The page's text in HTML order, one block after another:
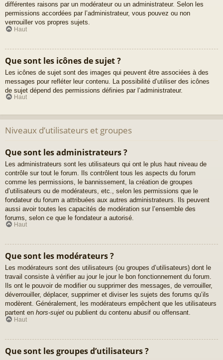
différentes raisons par un modérateur ou un administrateur. Selon les
permissions accordées par l’administrateur, vous pouvez ou non
verrouiller vos propres sujets.
Haut
Que sont les icônes de sujet ?
Les icônes de sujet sont des images qui peuvent être associées à des
messages pour refléter leur contenu. La possibilité d’utiliser des icônes
de sujet dépend des permissions définies par l’administrateur.
Haut
Niveaux d’utilisateurs et groupes
Que sont les administrateurs ?
Les administrateurs sont les utilisateurs qui ont le plus haut niveau de
contrôle sur tout le forum. Ils contrôlent tous les aspects du forum
comme les permissions, le bannissement, la création de groupes
d’utilisateurs ou de modérateurs, etc., selon les permissions que le
fondateur du forum a attribuées aux autres administrateurs. Ils peuvent
aussi avoir toutes les capacités de modération sur l’ensemble des
forums, selon ce que le fondateur a autorisé.
Haut
Que sont les modérateurs ?
Les modérateurs sont des utilisateurs (ou groupes d’utilisateurs) dont le
travail consiste à vérifier au jour le jour le bon fonctionnement du forum.
Ils ont le pouvoir de modifier ou supprimer des messages, de verrouiller,
déverrouiller, déplacer, supprimer et diviser les sujets des forums qu’ils
modèrent. Généralement, les modérateurs empêchent que les utilisateurs
partent en hors-sujet ou publient du contenu abusif ou offensant.
Haut
Que sont les groupes d’utilisateurs ?